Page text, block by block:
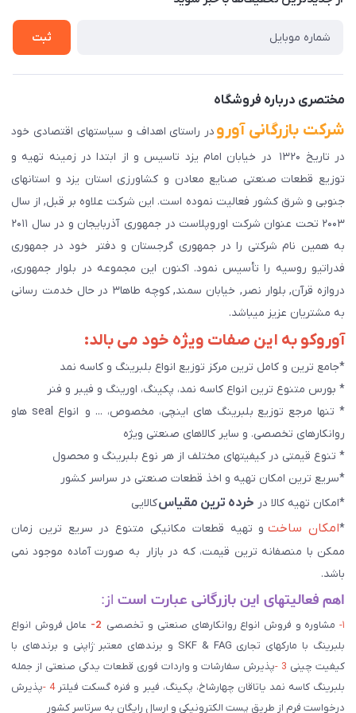
راهنمای ثبت سفارش
سوالات متداول
ثبت
مختصری درباره فروشگاه
شرکت بازرگانی آورو در راستای اهداف و سیاستهای اقتصادی خود
در تاریخ ۱۳۲۰ در خیابان امام یزد تاسیس و از ابتدا در زمینه تهیه و
توزیع قطعات صنعتی صنایع معادن و کشاورزی استان یزد و استانهای
جنوبی و شرق کشور فعالیت نموده است. این شرکت علاوه بر قبل, از سال
۲۰۰۳ تحت عنوان شرکت اوروپلاست در جمهوری آذربایجان و در سال ۲۰۱۱
به همین نام شرکتی را در جمهوری گرجستان و دفتر خود در جمهوری
فدراتیو روسیه را تأسیس نمود. اکنون این مجموعه در بلوار جمهوری,
دروازه قرآن, بلوار نصر, خیابان سمند, کوچه طاها۳ در حال خدمت رسانی
به مشتریان عزیز میباشد.
آوروکو به این صفات ویژه خود می بالد:
*جامع ترین و کامل ترین مرکز توزیع انواع بلبرینگ و کاسه نمد
* بورس متنوع ترین انواع کاسه نمد، پکینگ، اورینگ و فیبر و فنر
* تنها مرجع توزیع بلبرینگ های اینچی، مخصوص، ... و انواع seal هاو
روانکارهای تخصصی. و سایر کالاهای صنعتی ويژه
* تنوع قیمتی در کیفیتهای مختلف از هر نوع بلبرینگ و محصول
*سریع ترین امکان تهیه و اخذ قطعات صنعتی در سراسر کشور
*امکان تهیه کالا در خرده ترین مقیاسکالایی
*امکان ساختو تهیه قطعات مکانیکی متنوع در سریع ترین زمان
ممکن با منصفانه ترین قیمت، که در بازار به صورت آماده موجود نمی
باشد.
اهم فعالیتهای این بازرگانی عبارت است از:
۱- مشاوره و فروش انواع روانکارهای صنعتی و تخصصی 2-
عامل فروش انواع
بلبرینگ با مارکهای تجاری SKF & FAG و برندهای معتبر ژاپنی و برندهای با
کیفیت چینی 3 - پذیرش سفارشات و واردات فوری قطعات یدکی صنعتی از جمله
بلبرینگ کاسه نمد یاتاقان چهارشاخ، پکینگ، فیبر و فنره گسکت فیلتر4 - پذیرش
درخواست فرم از طریق پست الکترونیکی و ارسال رایگان به سرتاسر کشور